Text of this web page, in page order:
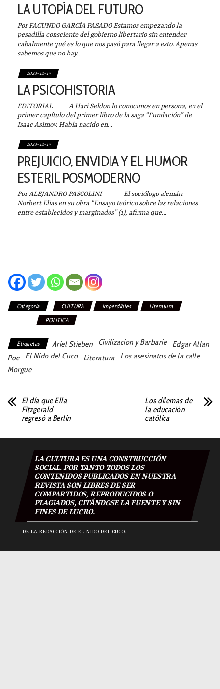
LA UTOPÍA DEL FUTURO
Por FACUNDO GARCÍA PASADO Estamos empezando la
pesadilla consciente del gobierno libertario sin entender
cabalmente qué es lo que nos pasó para llegar a esto. Apenas
sabemos que no hay…
2023-12-14
LA PSICOHISTORIA
EDITORIAL A Hari Seldon lo conocimos en persona, en el
primer capítulo del primer libro de la saga “Fundación” de
Isaac Asimov. Había nacido en…
2023-12-14
PREJUICIO, ENVIDIA Y EL HUMOR
ESTERIL POSMODERNO
Por ALEJANDRO PASCOLINI El sociólogo alemán
Norbert Elias en su obra “Ensayo teórico sobre las relaciones
entre establecidos y marginados” (1), afirma que…
Categoría CULTURA Imperdibles
Literatura
POLITICA
Etiquetas Ariel Stieben Civilizacion y Barbarie
Edgar Allan
Poe
El Nido del Cuco Literatura
Los asesinatos de la calle
Morgue
El día que Ella
Fitzgerald
regresó a Berlín
Los dilemas de
la educación
católica
LA CULTURA ES UNA CONSTRUCCIÓN
SOCIAL. POR TANTO TODOS LOS
CONTENIDOS PUBLICADOS EN NUESTRA
REVISTA SON LIBRES DE SER
COMPARTIDOS, REPRODUCIDOS O
PLAGIADOS, CITÁNDOSE LA FUENTE Y SIN
FINES DE LUCRO.
DE LA REDACCIÓN DE EL NIDO DEL CUCO.